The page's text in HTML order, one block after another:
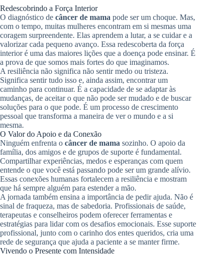
Redescobrindo a Força Interior
O diagnóstico de câncer de mama pode ser um choque. Mas,
com o tempo, muitas mulheres encontram em si mesmas uma
coragem surpreendente. Elas aprendem a lutar, a se cuidar e a
valorizar cada pequeno avanço. Essa redescoberta da força
interior é uma das maiores lições que a doença pode ensinar. É
a prova de que somos mais fortes do que imaginamos.
A resiliência não significa não sentir medo ou tristeza.
Significa sentir tudo isso e, ainda assim, encontrar um
caminho para continuar. É a capacidade de se adaptar às
mudanças, de aceitar o que não pode ser mudado e de buscar
soluções para o que pode. É um processo de crescimento
pessoal que transforma a maneira de ver o mundo e a si
mesma.
O Valor do Apoio e da Conexão
Ninguém enfrenta o câncer de mama sozinho. O apoio da
família, dos amigos e de grupos de suporte é fundamental.
Compartilhar experiências, medos e esperanças com quem
entende o que você está passando pode ser um grande alívio.
Essas conexões humanas fortalecem a resiliência e mostram
que há sempre alguém para estender a mão.
A jornada também ensina a importância de pedir ajuda. Não é
sinal de fraqueza, mas de sabedoria. Profissionais de saúde,
terapeutas e conselheiros podem oferecer ferramentas e
estratégias para lidar com os desafios emocionais. Esse suporte
profissional, junto com o carinho dos entes queridos, cria uma
rede de segurança que ajuda a paciente a se manter firme.
Vivendo o Presente com Intensidade